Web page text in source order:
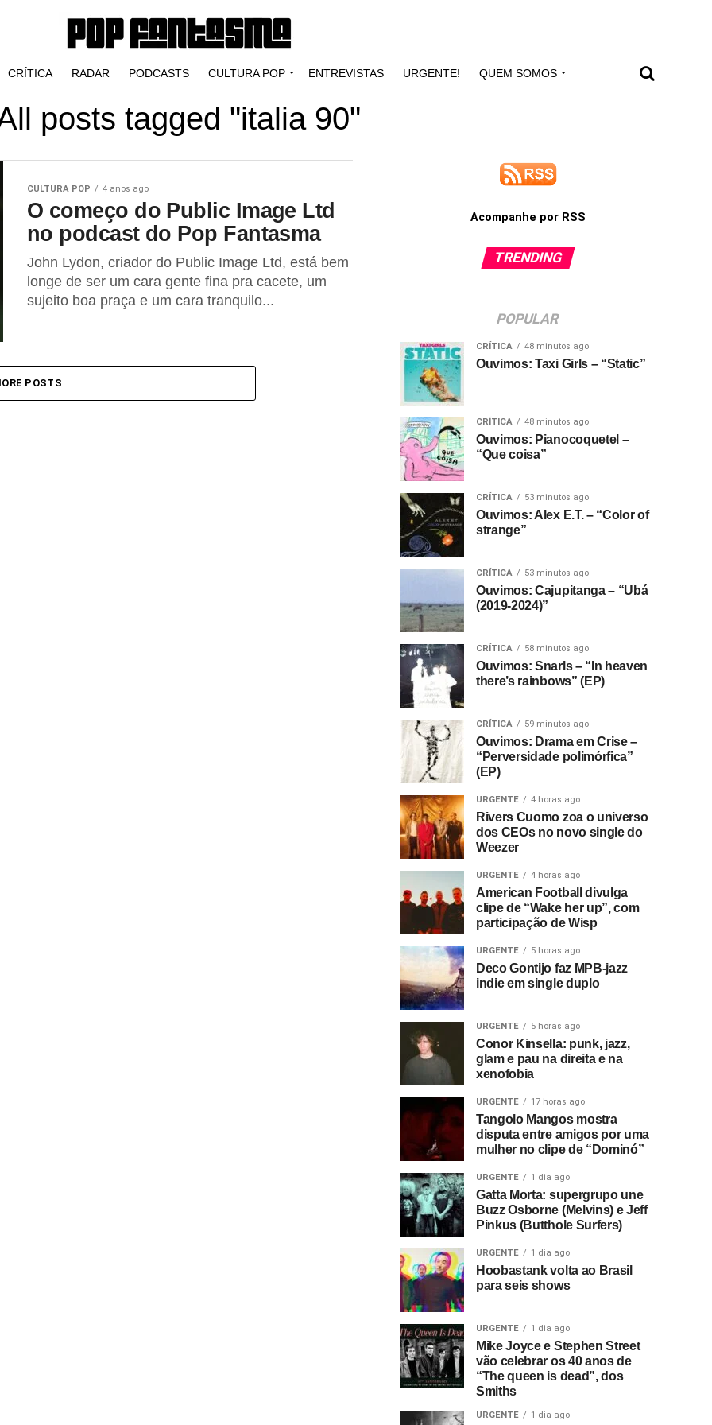
CRÍTICA RADAR PODCASTS CULTURA POP ENTREVISTAS URGENTE! QUEM SOMOS
posts tagged "italia 90"
CULTURA POP 4 anos ago
O começo do Public Image Ltd
no podcast do Pop Fantasma
John Lydon, criador do Public Image Ltd, está bem
longe de ser um cara gente fina pra cacete, um
sujeito boa praça e um cara tranquilo...
POSTS
Acompanhe por RSS
TRENDING
POPULAR
CRÍTICA 48 minutos ago
Ouvimos: Taxi Girls – “Static”
CRÍTICA 48 minutos ago
Ouvimos: Pianocoquetel –
“Que coisa”
CRÍTICA 53 minutos ago
Ouvimos: Alex E.T. – “Color of
strange”
CRÍTICA 53 minutos ago
Ouvimos: Cajupitanga – “Ubá
(2019-2024)”
CRÍTICA 58 minutos ago
Ouvimos: Snarls – “In heaven
there’s rainbows” (EP)
CRÍTICA 59 minutos ago
Ouvimos: Drama em Crise –
“Perversidade polimórfica”
(EP)
URGENTE 4 horas ago
Rivers Cuomo zoa o universo
dos CEOs no novo single do
Weezer
URGENTE 4 horas ago
American Football divulga
clipe de “Wake her up”, com
participação de Wisp
URGENTE 5 horas ago
Deco Gontijo faz MPB-jazz
indie em single duplo
URGENTE 5 horas ago
Conor Kinsella: punk, jazz,
glam e pau na direita e na
xenofobia
URGENTE 17 horas ago
Tangolo Mangos mostra
disputa entre amigos por uma
mulher no clipe de “Dominó”
URGENTE 1 dia ago
Gatta Morta: supergrupo une
Buzz Osborne (Melvins) e Jeff
Pinkus (Butthole Surfers)
URGENTE 1 dia ago
Hoobastank volta ao Brasil
para seis shows
URGENTE 1 dia ago
Mike Joyce e Stephen Street
vão celebrar os 40 anos de
“The queen is dead”, dos
Smiths
URGENTE 1 dia ago